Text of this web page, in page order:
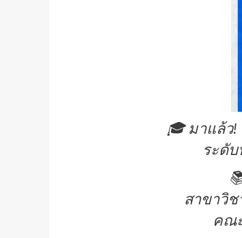
🎓 มาแล้ว!
ระดั
สาขาวิ
คณ